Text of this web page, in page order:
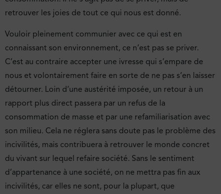
retrouver les joies de tout ce qui nous est donné.
Vouloir pleinement communier avec ce qui est en
connaissant son environnement, ce n’est pas se priver.
C’est au contraire accepter une ivresse qui s’empare de
nous et volontairement faire en sorte de ne pas s’en laisser
détourner. Loin d’une austérité imposée, un retour à un
rapport plus direct passera par un refus de la
consommation de masse et par une refamiliarisation avec
son milieu. Cela ne réglera sans doute pas le problème des
incivilités, mais contribuera à retrouver le monde concret
du vivant sur lequel refaire société. Sans le sentiment
d’appartenance à une société, on ne mettra pas fin aux
incivilités, car elles ne sont, pour la plupart, que